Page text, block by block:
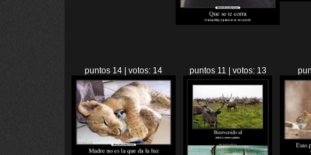
puntos 14 | votos: 14 puntos 11 | votos: 13